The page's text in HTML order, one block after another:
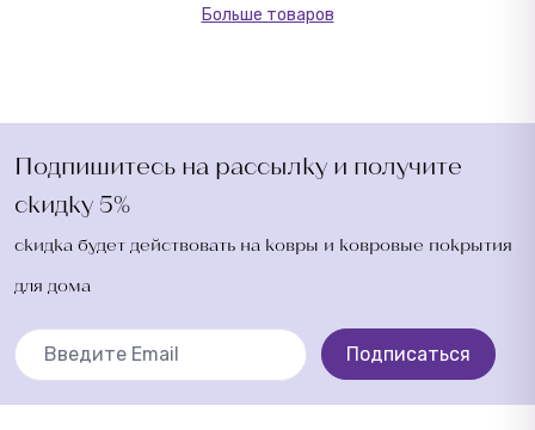
Больше товаров
Подпишитесь на рассылку и получите
скидку 5%
скидка будет действовать на ковры и ковровые покрытия
для дома
Подписаться